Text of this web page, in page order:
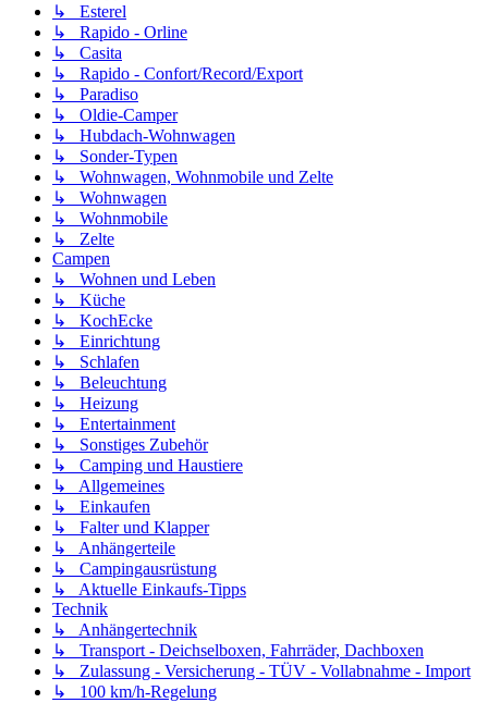
↳ Esterel
↳ Rapido - Orline
↳ Casita
↳ Rapido - Confort/Record/Export
↳ Paradiso
↳ Oldie-Camper
↳ Hubdach-Wohnwagen
↳ Sonder-Typen
↳ Wohnwagen, Wohnmobile und Zelte
↳ Wohnwagen
↳ Wohnmobile
↳ Zelte
Campen
↳ Wohnen und Leben
↳ Küche
↳ KochEcke
↳ Einrichtung
↳ Schlafen
↳ Beleuchtung
↳ Heizung
↳ Entertainment
↳ Sonstiges Zubehör
↳ Camping und Haustiere
↳ Allgemeines
↳ Einkaufen
↳ Falter und Klapper
↳ Anhängerteile
↳ Campingausrüstung
↳ Aktuelle Einkaufs-Tipps
Technik
↳ Anhängertechnik
↳ Transport - Deichselboxen, Fahrräder, Dachboxen
↳ Zulassung - Versicherung - TÜV - Vollabnahme - Import
↳ 100 km/h-Regelung